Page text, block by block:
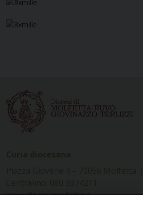
www.diocesimolfetta.it –